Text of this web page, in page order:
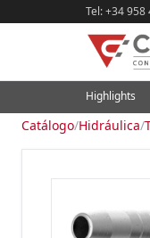
Tel: +34 958
Highlights
Catálogo/Hidráulica/